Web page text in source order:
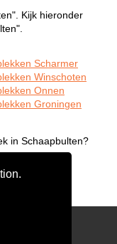
Kijk hieronder
Scharmer
Winschoten
Onnen
Groningen
in Schaapbulten?